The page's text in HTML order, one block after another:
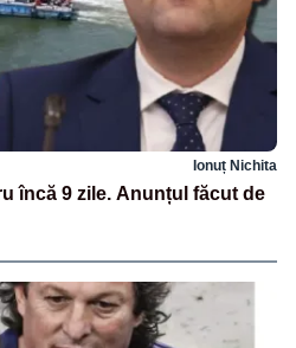
Ionuț Nichita
încă 9 zile. Anunțul făcut de